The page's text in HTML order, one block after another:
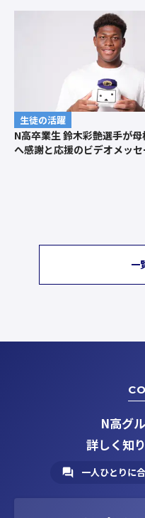
生徒の活躍
N高卒業生 鈴木彩艶選手が
へ感謝と応援のビデオメッ
一
N高グ
詳しく知
一人ひとりに